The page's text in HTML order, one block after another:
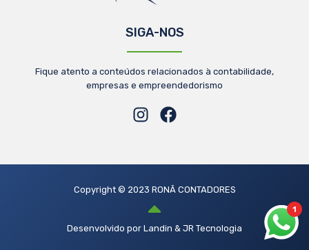
SIGA-NOS
Fique atento a conteúdos relacionados à contabilidade,
empresas e empreendedorismo
Copyright © 2023 RONÃ CONTADORES
Desenvolvido por Landin & JR Tecnologia
1